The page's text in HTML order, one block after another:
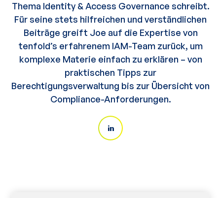
Thema Identity & Access Governance schreibt.
Für seine stets hilfreichen und verständlichen
Beiträge greift Joe auf die Expertise von
tenfold’s erfahrenem IAM-Team zurück, um
komplexe Materie einfach zu erklären – von
praktischen Tipps zur
Berechtigungsverwaltung bis zur Übersicht von
Compliance-Anforderungen.